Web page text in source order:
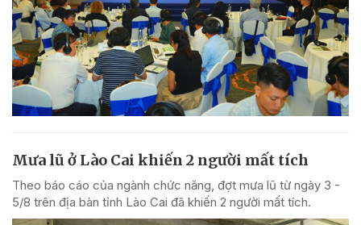
Mưa lũ ở Lào Cai khiến 2 người mất tích
Theo báo cáo của ngành chức năng, đợt mưa lũ từ ngày 3 -
5/8 trên địa bàn tỉnh Lào Cai đã khiến 2 người mất tích.